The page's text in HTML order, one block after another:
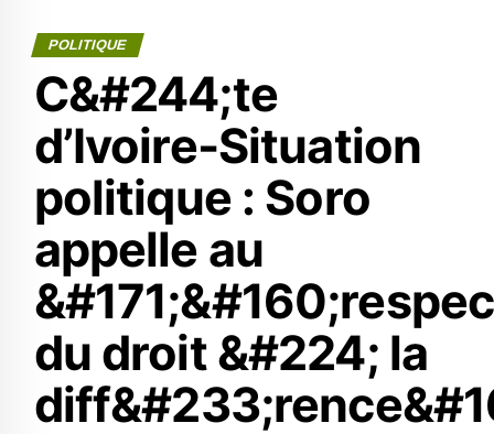
POLITIQUE
C&#244;te
d’Ivoire-Situation
politique : Soro
appelle au
du droit &#224; la